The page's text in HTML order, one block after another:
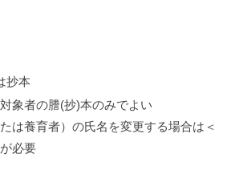
たは抄本
者の謄(抄)本のみでよい
養育者）の氏名を変更する場合は＜
必要